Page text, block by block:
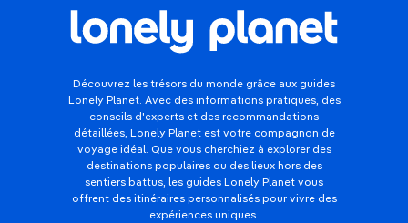
Découvrez les trésors du monde grâce aux guides
Lonely Planet. Avec des informations pratiques, des
conseils d'experts et des recommandations
détaillées, Lonely Planet est votre compagnon de
voyage idéal. Que vous cherchiez à explorer des
destinations populaires ou des lieux hors des
sentiers battus, les guides Lonely Planet vous
offrent des itinéraires personnalisés pour vivre des
expériences uniques.